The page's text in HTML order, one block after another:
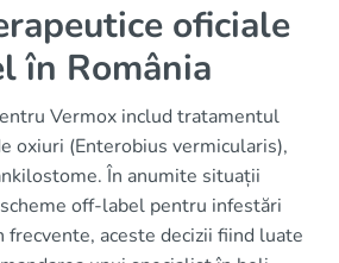
oficiale
în România
Vermox includ tratamentul
oxiuri (Enterobius vermicularis),
În anumite situații
off-label pentru infestări
frecvente, aceste decizii fiind luate